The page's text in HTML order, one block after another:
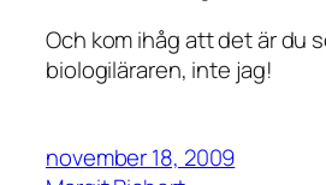
Och kom ihåg att det är du
biologiläraren, inte jag!
november 18, 2009